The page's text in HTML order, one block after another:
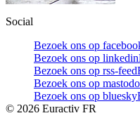
Social
Bezoek ons op
Bezoek ons op linkedin
Bezoek ons op rss-feed
Bezoek ons op
Bezoek ons op bluesky
© 2026 Euractiv FR